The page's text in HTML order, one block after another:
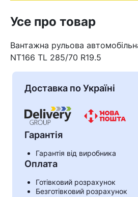
Кошик
У кошику немає товарів.
Усе про товар
Вантажна рульова
NT166 TL 285/70 R19.5
Доставка по Україні
Гарантія
Гарантія від виробника
Оплата
Готівковий розрахунок
Безготівковий розрахунок